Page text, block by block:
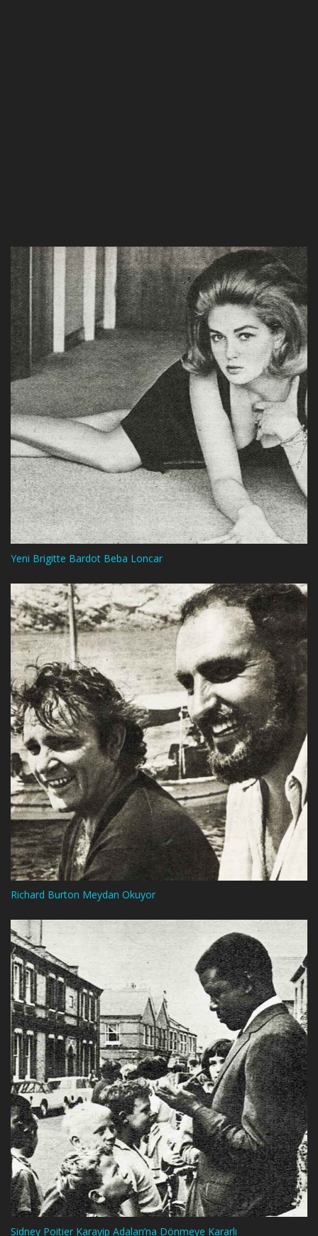
Yeni Brigitte Bardot Beba Loncar
Richard Burton Meydan Okuyor
Sidney Poitier Karayip Adaları’na Dönmeye Kararlı